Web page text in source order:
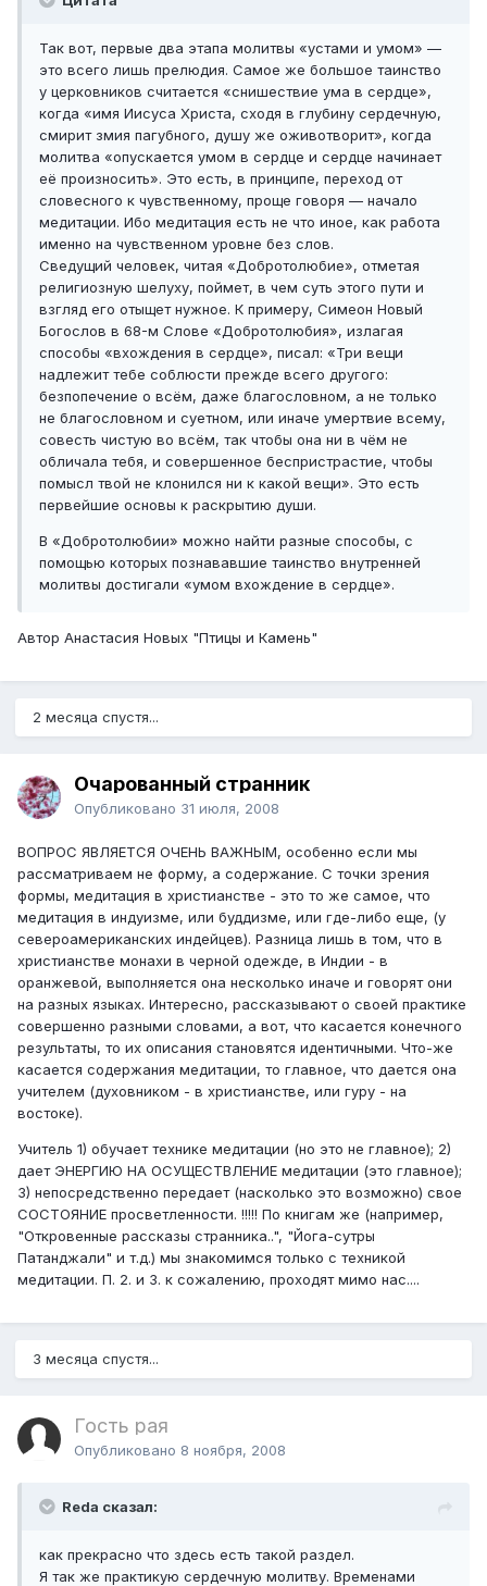
Так вот, первые два этапа молитвы «устами и умом» —
это всего лишь прелюдия. Самое же большое таинство
у церковников считается «снишествие ума в сердце»,
когда «имя Иисуса Христа, сходя в глубину сердечную,
смирит змия пагубного, душу же оживотворит», когда
молитва «опускается умом в сердце и сердце начинает
её произносить». Это есть, в принципе, переход от
словесного к чувственному, проще говоря — начало
медитации. Ибо медитация есть не что иное, как работа
именно на чувственном уровне без слов.
Сведущий человек, читая «Добротолюбие», отметая
религиозную шелуху, поймет, в чем суть этого пути и
взгляд его отыщет нужное. К примеру, Симеон Новый
Богослов в 68-м Слове «Добротолюбия», излагая
способы «вхождения в сердце», писал: «Три вещи
надлежит тебе соблюсти прежде всего другого:
безпопечение о всём, даже благословном, а не только
не благословном и суетном, или иначе умертвие всему,
совесть чистую во всём, так чтобы она ни в чём не
обличала тебя, и совершенное беспристрастие, чтобы
помысл твой не клонился ни к какой вещи». Это есть
первейшие основы к раскрытию души.
В «Добротолюбии» можно найти разные способы, с
помощью которых познававшие таинство внутренней
молитвы достигали «умом вхождение в сердце».
Автор Анастасия Новых "Птицы и Камень"
2 месяца спустя...
Очарованный странник
Опубликовано 31 июля, 2008
ВОПРОС ЯВЛЯЕТСЯ ОЧЕНЬ ВАЖНЫМ, особенно если мы
рассматриваем не форму, а содержание. С точки зрения
формы, медитация в христианстве - это то же самое, что
медитация в индуизме, или буддизме, или где-либо еще, (у
североамериканских индейцев). Разница лишь в том, что в
христианстве монахи в черной одежде, в Индии - в
оранжевой, выполняется она несколько иначе и говорят они
на разных языках. Интересно, рассказывают о своей практике
совершенно разными словами, а вот, что касается конечного
результаты, то их описания становятся идентичными. Что-же
касается содержания медитации, то главное, что дается она
учителем (духовником - в христианстве, или гуру - на
востоке).
Учитель 1) обучает технике медитации (но это не главное); 2)
дает ЭНЕРГИЮ НА ОСУЩЕСТВЛЕНИЕ медитации (это главное);
3) непосредственно передает (насколько это возможно) свое
СОСТОЯНИЕ просветленности. !!!!! По книгам же (например,
"Откровенные рассказы странника..", "Йога-сутры
Патанджали" и т.д.) мы знакомимся только с техникой
медитации. П. 2. и 3. к сожалению, проходят мимо нас....
3 месяца спустя...
Гость рая
Опубликовано 8 ноября, 2008
Reda сказал:
как прекрасно что здесь есть такой раздел.
Я так же практикую сердечную молитву. Временами